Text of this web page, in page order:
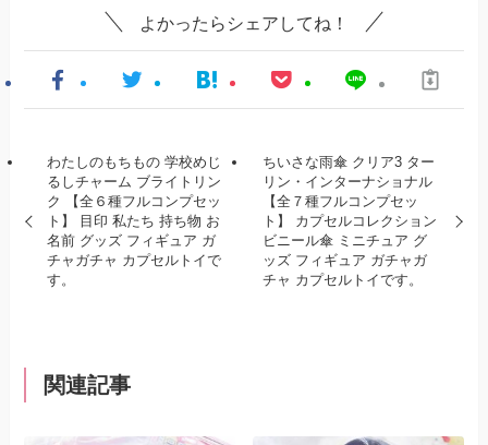
よかったらシェアしてね！
わたしのもちもの 学校めじ
るしチャーム ブライトリン
ク 【全６種フルコンプセッ
ト】 目印 私たち 持ち物 お
名前 グッズ フィギュア ガ
チャガチャ カプセルトイで
す。
ちいさな雨傘 クリア3 ター
リン・インターナショナル
【全７種フルコンプセッ
ト】 カプセルコレクション
ビニール傘 ミニチュア グ
ッズ フィギュア ガチャガ
チャ カプセルトイです。
関連記事